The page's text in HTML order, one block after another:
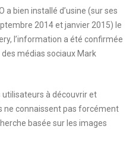
a bien installé d’usine (sur ses
2014 et janvier 2015) le
l’information a été confirmée
médias sociaux Mark
utilisateurs à découvrir et
ne connaissent pas forcément
basée sur les images